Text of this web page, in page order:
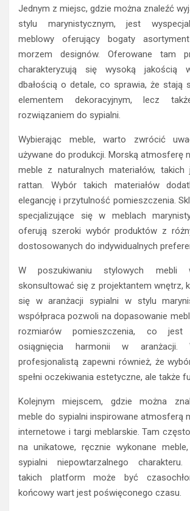
Jednym z miejsc, gdzie można znaleźć
stylu marynistycznym, jest
meblowy oferujący bogaty
morzem designów. Oferowane tam
charakteryzują się wysoką jakością
dbałością o detale, co sprawia, że stają
elementem dekoracyjnym, lecz
rozwiązaniem do sypialni.
Wybierając meble, warto zwrócić
używane do produkcji. Morską atmosferę
meble z naturalnych materiałów,
rattan. Wybór takich materiałów
elegancję i przytulność pomieszczenia.
specjalizujące się w meblach
oferują szeroki wybór produktów z
dostosowanych do indywidualnych
W poszukiwaniu stylowych mebli
skonsultować się z projektantem wnętrz,
się w aranżacji sypialni w stylu
współpraca pozwoli na dopasowanie
rozmiarów pomieszczenia, co
osiągnięcia harmonii w aranżacji.
profesjonalistą zapewni również, że
spełni oczekiwania estetyczne, ale także
Kolejnym miejscem, gdzie można
meble do sypialni inspirowane atmosferą
internetowe i targi meblarskie. Tam
na unikatowe, ręcznie wykonane
sypialni niepowtarzalnego charakteru.
takich platform może być
końcowy wart jest poświęconego czasu.